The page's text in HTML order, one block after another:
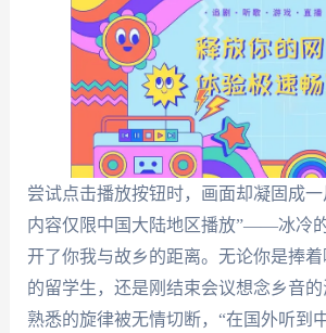
尝试点击播放按钮时，画面却凝固成
内容仅限中国大陆地区播放”——冰冷
开了你我与故乡的距离。无论你是捧
的留学生，还是刚结束会议想念乡音
熟悉的旋律被无情切断，“在国外听到